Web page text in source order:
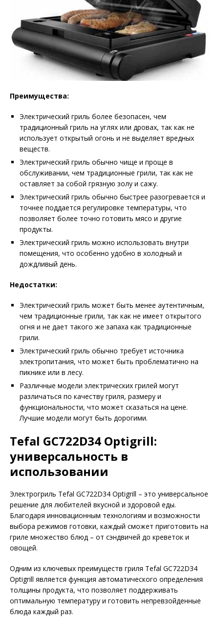
Преимущества:
Электрический гриль более безопасен, чем
традиционный гриль на углях или дровах, так как не
использует открытый огонь и не выделяет вредных
веществ.
Электрический гриль обычно чище и проще в
обслуживании, чем традиционные грили, так как не
оставляет за собой грязную золу и сажу.
Электрический гриль обычно быстрее разогревается и
точнее поддается регулировке температуры, что
позволяет более точно готовить мясо и другие
продукты.
Электрический гриль можно использовать внутри
помещения, что особенно удобно в холодный и
дождливый день.
Недостатки:
Электрический гриль может быть менее аутентичным,
чем традиционные грили, так как не имеет открытого
огня и не дает такого же запаха как традиционные
грили.
Электрический гриль обычно требует источника
электропитания, что может быть проблематично на
пикнике или в лесу.
Различные модели электрических грилей могут
различаться по качеству гриля, размеру и
функциональности, что может сказаться на цене.
Лучшие модели могут быть дорогими.
Tefal GC722D34 Optigrill:
универсальность в
использовании
Электрогриль Tefal GC722D34 Optigrill – это универсальное
решение для любителей вкусной и здоровой еды.
Благодаря инновационным технологиям и возможности
выбора режимов готовки, каждый сможет приготовить на
гриле множество блюд – от сэндвичей до креветок и
овощей.
Одним из ключевых преимуществ гриля Tefal GC722D34
Optigrill является функция автоматического определения
толщины продукта, что позволяет поддерживать
оптимальную температуру и готовить непревзойденные
блюда каждый раз.